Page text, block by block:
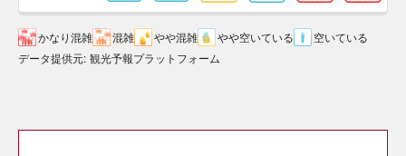
かなり混雑 混雑 やや混雑 やや空いている
空いている
データ提供元: 観光予報プラットフォーム